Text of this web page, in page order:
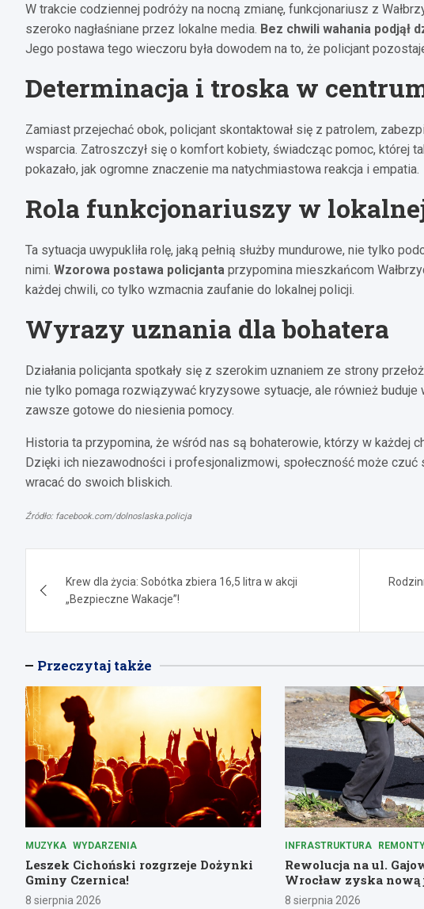
W trakcie codziennej podróży na nocną zmianę, funkcjonariusz z
szeroko nagłaśniane przez lokalne media. Bez chwili wahania podjął
Jego postawa tego wieczoru była dowodem na to, że policjant
Determinacja i troska w
Zamiast przejechać obok, policjant skontaktował się z patrolem,
wsparcia. Zatroszczył się o komfort kobiety, świadcząc pomoc, której
pokazało, jak ogromne znaczenie ma natychmiastowa reakcja i empatia.
Rola funkcjonariuszy w lokalnej
Ta sytuacja uwypukliła rolę, jaką pełnią służby mundurowe, nie tylko
nimi. Wzorowa postawa policjanta przypomina mieszkańcom
każdej chwili, co tylko wzmacnia zaufanie do lokalnej policji.
Wyrazy uznania dla bohatera
Działania policjanta spotkały się z szerokim uznaniem ze strony
nie tylko pomaga rozwiązywać kryzysowe sytuacje, ale również
zawsze gotowe do niesienia pomocy.
Historia ta przypomina, że wśród nas są bohaterowie, którzy w każdej
Dzięki ich niezawodności i profesjonalizmowi, społeczność może
wracać do swoich bliskich.
Źródło: facebook.com/dolnoslaska.policja
wpisu
Krew dla życia: Sobótka zbiera 16,5 litra w akcji
„Bezpieczne Wakacje”!
Przeczytaj także
MUZYKA WYDARZENIA
Leszek Cichoński rozgrzeje Dożynki
Gminy Czernica!
8 sierpnia 2026
INFRASTRUKTURA
Rewolucja na ul.
Wrocław zyska nową
8 sierpnia 2026